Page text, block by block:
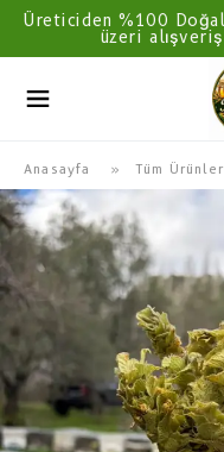
Üreticiden %100
üzeri
Anasayfa » Tüm Ürünler